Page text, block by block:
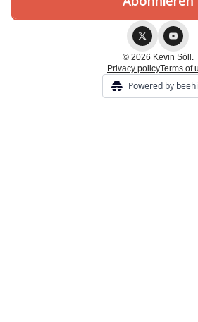
© 2026 Kevin Söll.
Privacy policyTerms of
Powered by